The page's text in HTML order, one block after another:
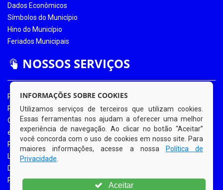
Dados Econômicos
Símbolos do Município
Hino do Município
Feriados Municipais
NOSSOS SERVIÇOS
Portal da Transparência
Portal da Transparência COVID-19
Ouvidoria Eletrônica
e-SIC
Processos de Licitação
Licitações em Andamento
Diário Oficial
Portal do Contribuinte
INFORMAÇÕES SOBRE COOKIES
Utilizamos serviços de terceiros que utilizam cookies.
Essas ferramentas nos ajudam a oferecer uma melhor
experiência de navegação. Ao clicar no botão “Aceitar”
você concorda com o uso de cookies em nosso site. Para
maiores informações, acesse a nossa
Política de
Privacidade
Aceitar